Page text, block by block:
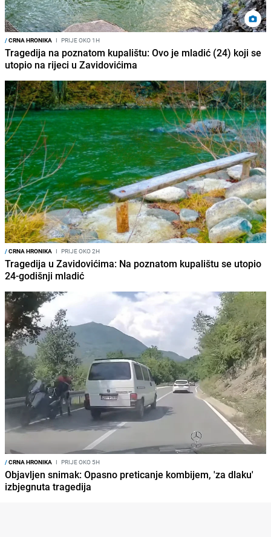
/CRNA HRONIKA I PRIJE OKO 1H
Tragedija na poznatom kupalištu: Ovo je mladić (24) koji se
utopio na rijeci u Zavidovićima
/CRNA HRONIKA I PRIJE OKO 2H
Tragedija u Zavidovićima: Na poznatom kupalištu se utopio
24-godišnji mladić
/CRNA HRONIKA I PRIJE OKO 5H
Objavljen snimak: Opasno preticanje kombijem, 'za dlaku'
izbjegnuta tragedija